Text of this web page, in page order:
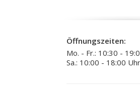
Öffnungszeiten:
Mo. - Fr.: 10:30 -
Sa.: 10:00 - 18:00 Uhr